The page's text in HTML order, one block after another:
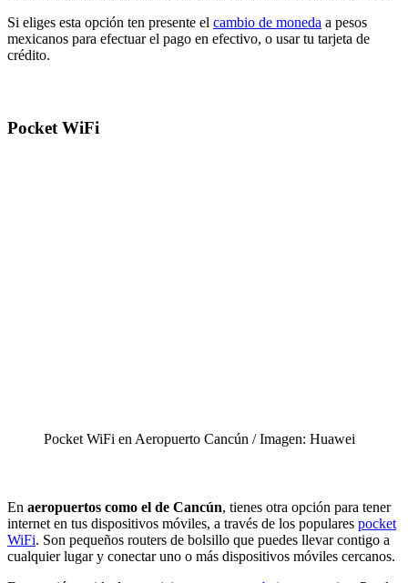
Si eliges esta opción ten presente el cambio de moneda a pesos
mexicanos para efectuar el pago en efectivo, o usar tu tarjeta de
crédito.
Pocket WiFi
Pocket WiFi en Aeropuerto Cancún / Imagen: Huawei
En aeropuertos como el de Cancún, tienes otra opción para tener
internet en tus dispositivos móviles, a través de los populares pocket
WiFi. Son pequeños routers de bolsillo que puedes llevar contigo a
cualquier lugar y conectar uno o más dispositivos móviles cercanos.